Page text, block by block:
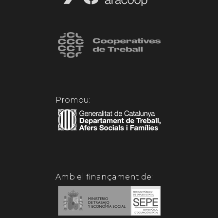
Promou:
Amb el finançament de: